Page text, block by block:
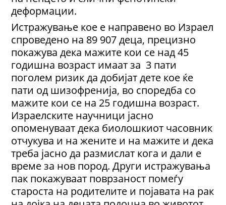
деформации.
Истражување кое е направено во Израел
спроведено на 89 907 деца, прецизно
покажува дека мажите кои се над 45
годишна возраст имаат за 3 пати
поголем ризик да добијат дете кое ќе
пати од шизофренија, во споредба со
мажите кои се на 25 годишна возраст.
Израелските научници јасно
опоменуваат дека биолошкиот часовник
отчукува и на жените и на мажите и дека
треба јасно да размислат кога и дали е
време за нов пород. Други истражувања
пак покажуваат поврзаност помеѓу
староста на родителите и појавата на рак